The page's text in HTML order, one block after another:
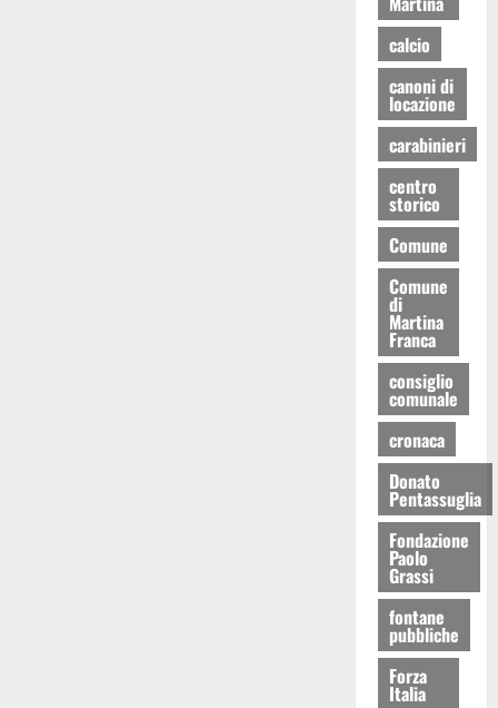
calcio
canoni di
locazione
carabinieri
centro
storico
Comune
Comune
di
Martina
Franca
consiglio
comunale
cronaca
Donato
Pentassuglia
Fondazione
Paolo
Grassi
fontane
pubbliche
Forza
Italia